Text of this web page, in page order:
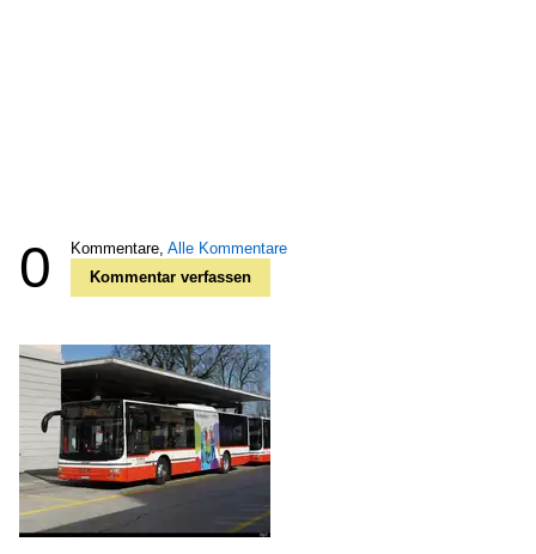
0 Kommentare, Alle Kommentare
Kommentar verfassen